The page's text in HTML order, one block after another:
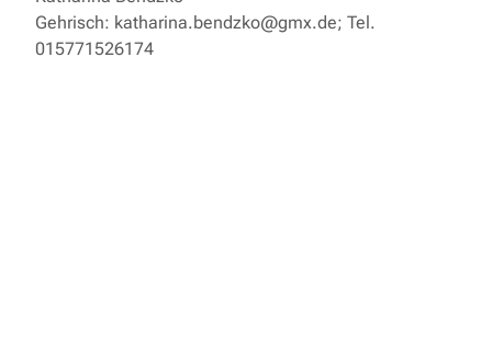
Gehrisch: katharina.bendzko@gmx.de; Tel.
015771526174